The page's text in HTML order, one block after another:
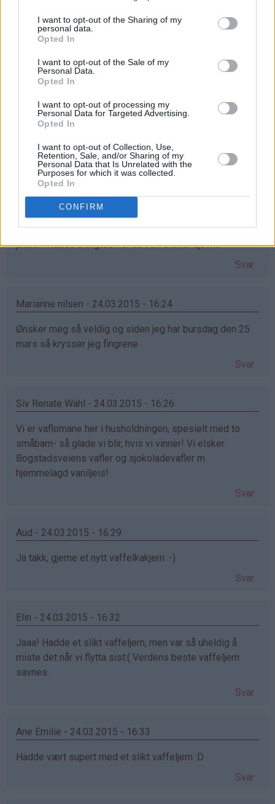
I want to opt-out of the Sharing of my
personal data.
Opted In
I want to opt-out of the Sale of my
Personal Data.
Opted In
I want to opt-out of processing my
Personal Data for Targeted Advertising.
Opted In
I want to opt-out of Collection, Use,
Retention, Sale, and/or Sharing of my
Personal Data that Is Unrelated with the
Purposes for which it was collected.
Opted In
CONFIRM
Iselin - 24.03.2015 - 16:19
Elsker vafler! greit med et nytt vaffeljern som erstatter
det gamle ødelagte :D Elsker bloggen!!
Skulle varit väldigt glad för ett våffeljärn!!
Gunn-Mari - 24.03.2015 - 16:23
jatakk!!Hadde trengtes her da vårt steker ujevnt!
Svar
Marianne nilsen - 24.03.2015 - 16:24
Ønsker meg så veldig og siden jeg har bursdag den 25
mars så krysser jeg fingrene
Svar
Siv Renate Wahl - 24.03.2015 - 16:26
Vi er vaflomane her i husholdningen, spesielt med to
småbarn- så glade vi blir, hvis vi vinner! Vi elsker
Bogstadsveiens vafler og sjokoladevafler m
hjemmelagd vaniljeis!
Svar
Aud - 24.03.2015 - 16:29
Ja takk, gjerne et nytt vaffelkakjern :-)
Svar
Elin - 24.03.2015 - 16:32
Jaaa! Hadde et slikt vaffeljern, men var så uheldig å
miste det når vi flytta sist:( Verdens beste vaffeljern
savnes.
Svar
Ane Emilie - 24.03.2015 - 16:33
Hadde vært supert med et slikt vaffeljern :D
Svar